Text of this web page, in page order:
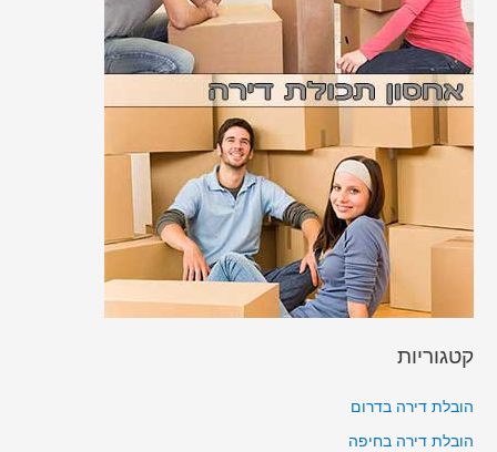
קטגוריות
הובלת דירה בדרום
הובלת דירה בחיפה